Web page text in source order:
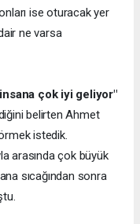
ise oturacak yer
ne varsa
insana çok iyi geliyor"
belirten Ahmet
istedik.
arasında çok büyük
sıcağından sonra